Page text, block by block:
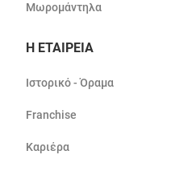
Μωρομάντηλα
Η ΕΤΑΙΡΕΙΑ
Ιστορικό - Όραμα
Franchise
Καριέρα